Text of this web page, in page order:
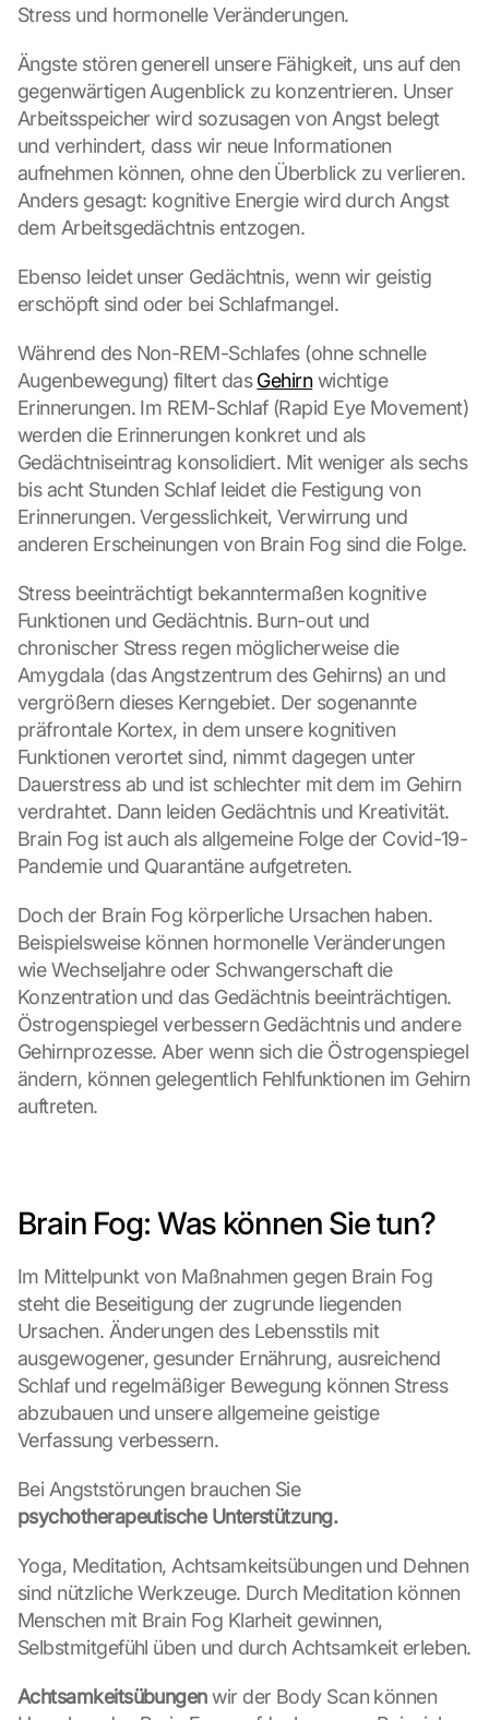
Stress und hormonelle Veränderungen.
Ängste stören generell unsere Fähigkeit, uns auf den
gegenwärtigen Augenblick zu konzentrieren. Unser
Arbeitsspeicher wird sozusagen von Angst belegt
und verhindert, dass wir neue Informationen
aufnehmen können, ohne den Überblick zu verlieren.
Anders gesagt: kognitive Energie wird durch Angst
dem Arbeitsgedächtnis entzogen.
Ebenso leidet unser Gedächtnis, wenn wir geistig
erschöpft sind oder bei Schlafmangel.
Während des Non-REM-Schlafes (ohne schnelle
Augenbewegung) filtert das Gehirn wichtige
Erinnerungen. Im REM-Schlaf (Rapid Eye Movement)
werden die Erinnerungen konkret und als
Gedächtniseintrag konsolidiert. Mit weniger als sechs
bis acht Stunden Schlaf leidet die Festigung von
Erinnerungen. Vergesslichkeit, Verwirrung und
anderen Erscheinungen von Brain Fog sind die Folge.
Stress beeinträchtigt bekanntermaßen kognitive
Funktionen und Gedächtnis. Burn-out und
chronischer Stress regen möglicherweise die
Amygdala (das Angstzentrum des Gehirns) an und
vergrößern dieses Kerngebiet. Der sogenannte
präfrontale Kortex, in dem unsere kognitiven
Funktionen verortet sind, nimmt dagegen unter
Dauerstress ab und ist schlechter mit dem im Gehirn
verdrahtet. Dann leiden Gedächtnis und Kreativität.
Brain Fog ist auch als allgemeine Folge der Covid-19-
Pandemie und Quarantäne aufgetreten.
Doch der Brain Fog körperliche Ursachen haben.
Beispielsweise können hormonelle Veränderungen
wie Wechseljahre oder Schwangerschaft die
Konzentration und das Gedächtnis beeinträchtigen.
Östrogenspiegel verbessern Gedächtnis und andere
Gehirnprozesse. Aber wenn sich die Östrogenspiegel
ändern, können gelegentlich Fehlfunktionen im Gehirn
auftreten.
Brain Fog: Was können Sie tun?
Im Mittelpunkt von Maßnahmen gegen Brain Fog
steht die Beseitigung der zugrunde liegenden
Ursachen. Änderungen des Lebensstils mit
ausgewogener, gesunder Ernährung, ausreichend
Schlaf und regelmäßiger Bewegung können Stress
abzubauen und unsere allgemeine geistige
Verfassung verbessern.
Bei Angststörungen brauchen Sie
psychotherapeutische Unterstützung.
Yoga, Meditation, Achtsamkeitsübungen und Dehnen
sind nützliche Werkzeuge. Durch Meditation können
Menschen mit Brain Fog Klarheit gewinnen,
Selbstmitgefühl üben und durch Achtsamkeit erleben.
Achtsamkeitsübungen wir der Body Scan können
S
c
h
u
t
z
c
h
r
m
i
m
e
n
S
i
e
d
m
L
a
d
d
e
r
G
o
o
g
e
M
a
p
-
K
a
.
b
e
i
w
e
d
e
D
a
e
n
n
G
o